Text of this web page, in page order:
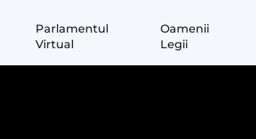
Parlamentul
Virtual
Oamenii
Legii